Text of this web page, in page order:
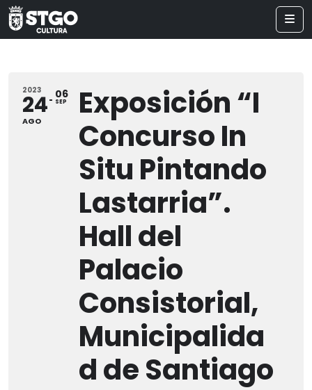
2023
24
AGO
06
SEP
Exposición “I
Concurso In
Situ Pintando
Lastarria”.
Hall del
Palacio
Consistorial,
Municipalida
d de Santiago